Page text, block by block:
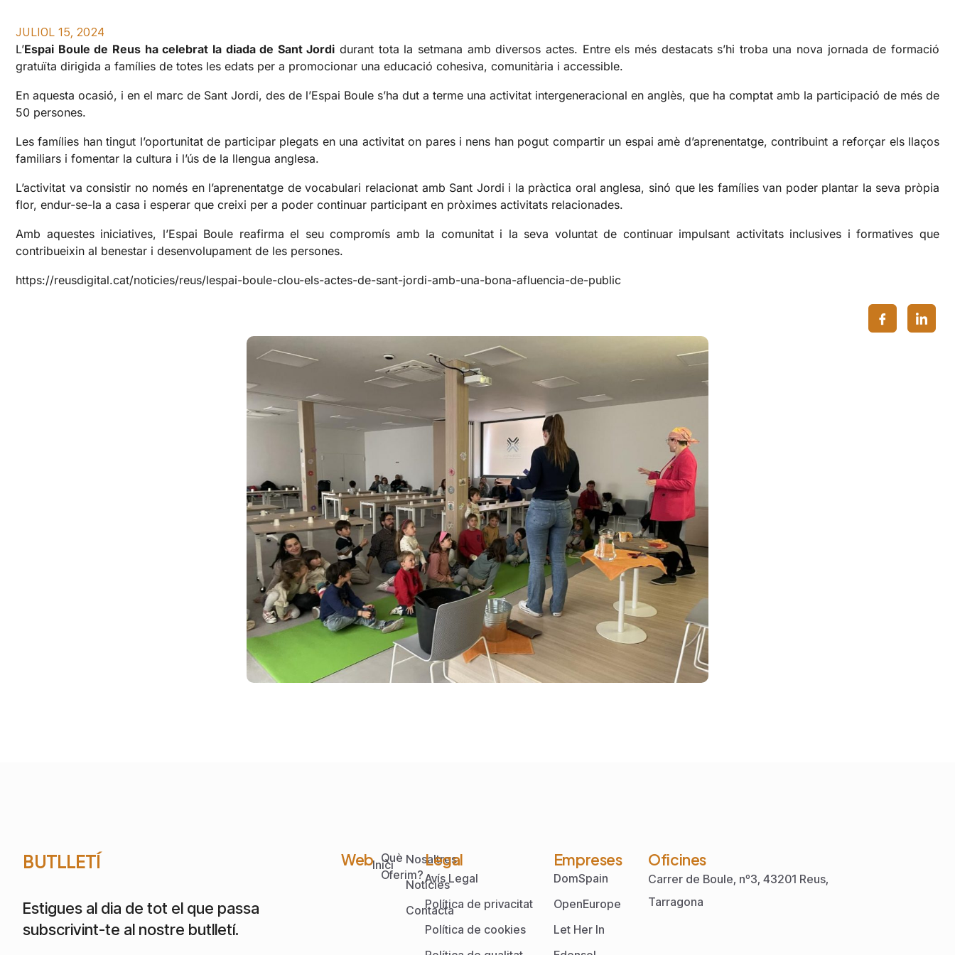
JULIOL 15, 2024
L’Espai Boule de Reus ha celebrat la diada de Sant Jordi durant tota la setmana amb diversos actes. Entre els més destacats s’hi troba una nova jornada de formació
gratuïta dirigida a famílies de totes les edats per a promocionar una educació cohesiva, comunitària i accessible.
En aquesta ocasió, i en el marc de Sant Jordi, des de l’Espai Boule s’ha dut a terme una activitat intergeneracional en anglès, que ha comptat amb la participació de més de
50 persones.
Les famílies han tingut l’oportunitat de participar plegats en una activitat on pares i nens han pogut compartir un espai amè d’aprenentatge, contribuint a reforçar els llaços
familiars i fomentar la cultura i l’ús de la llengua anglesa.
L’activitat va consistir no només en l’aprenentatge de vocabulari relacionat amb Sant Jordi i la pràctica oral anglesa, sinó que les famílies van poder plantar la seva pròpia
flor, endur-se-la a casa i esperar que creixi per a poder continuar participant en pròximes activitats relacionades.
Amb aquestes iniciatives, l’Espai Boule reafirma el seu compromís amb la comunitat i la seva voluntat de continuar impulsant activitats inclusives i formatives que
contribueixin al benestar i desenvolupament de les persones.
https://reusdigital.cat/noticies/reus/lespai-boule-clou-els-actes-de-sant-jordi-amb-una-bona-afluencia-de-public
BUTLLETÍ
Estigues al dia de tot el que passa
subscrivint-te al nostre butlletí.
WebInici
Què
Oferim?
Nosaltres
Notícies
Contacta
Legal
Avís Legal
Política de privacitat
Política de cookies
Empreses
DomSpain
OpenEurope
Let Her In
Oficines
Carrer de Boule, nº3, 43201 Reus,
Tarragona